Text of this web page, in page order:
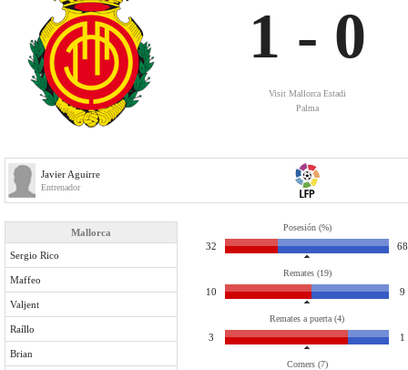
1 - 0
Visit Mallorca Estadi
Palma
Javier Aguirre
Entrenador
Mallorca
Sergio Rico
Maffeo
Valjent
Raíllo
Brian
Posesión (%)
32 68
Remates (19)
10 9
Remates a puerta (4)
3 1
Corners (7)